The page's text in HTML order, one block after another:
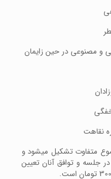
و مصنوعی در حین زایمان
نقاهت
روز 2 کلاس با موضوع متفاوت تشکیل میشود و
جلسه و توافق آنان تعیین